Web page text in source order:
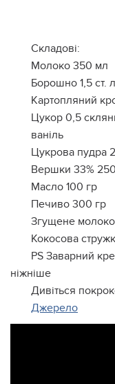
Складові:
Молоко 350 мл
Борошно 1,5 ст.
Картопляний
Цукор 0,5
ваніль
Цукрова пудра
Вершки 33%
Масло 100 гр
Печиво 300 гр
Згущене
Кокосова
PS Заварний
ніжніше
Дивіться
Джерело